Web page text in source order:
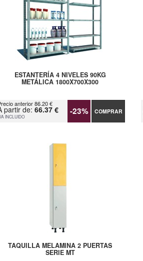
ESTANTERÍA 4 NIVELES 90KG
METÁLICA 1800X700X300
anterior 86.20 €
partir de: 66.37 €
INCLUIDO -23% COMPRAR
TAQUILLA MELAMINA 2 PUERTAS
SERIE MT